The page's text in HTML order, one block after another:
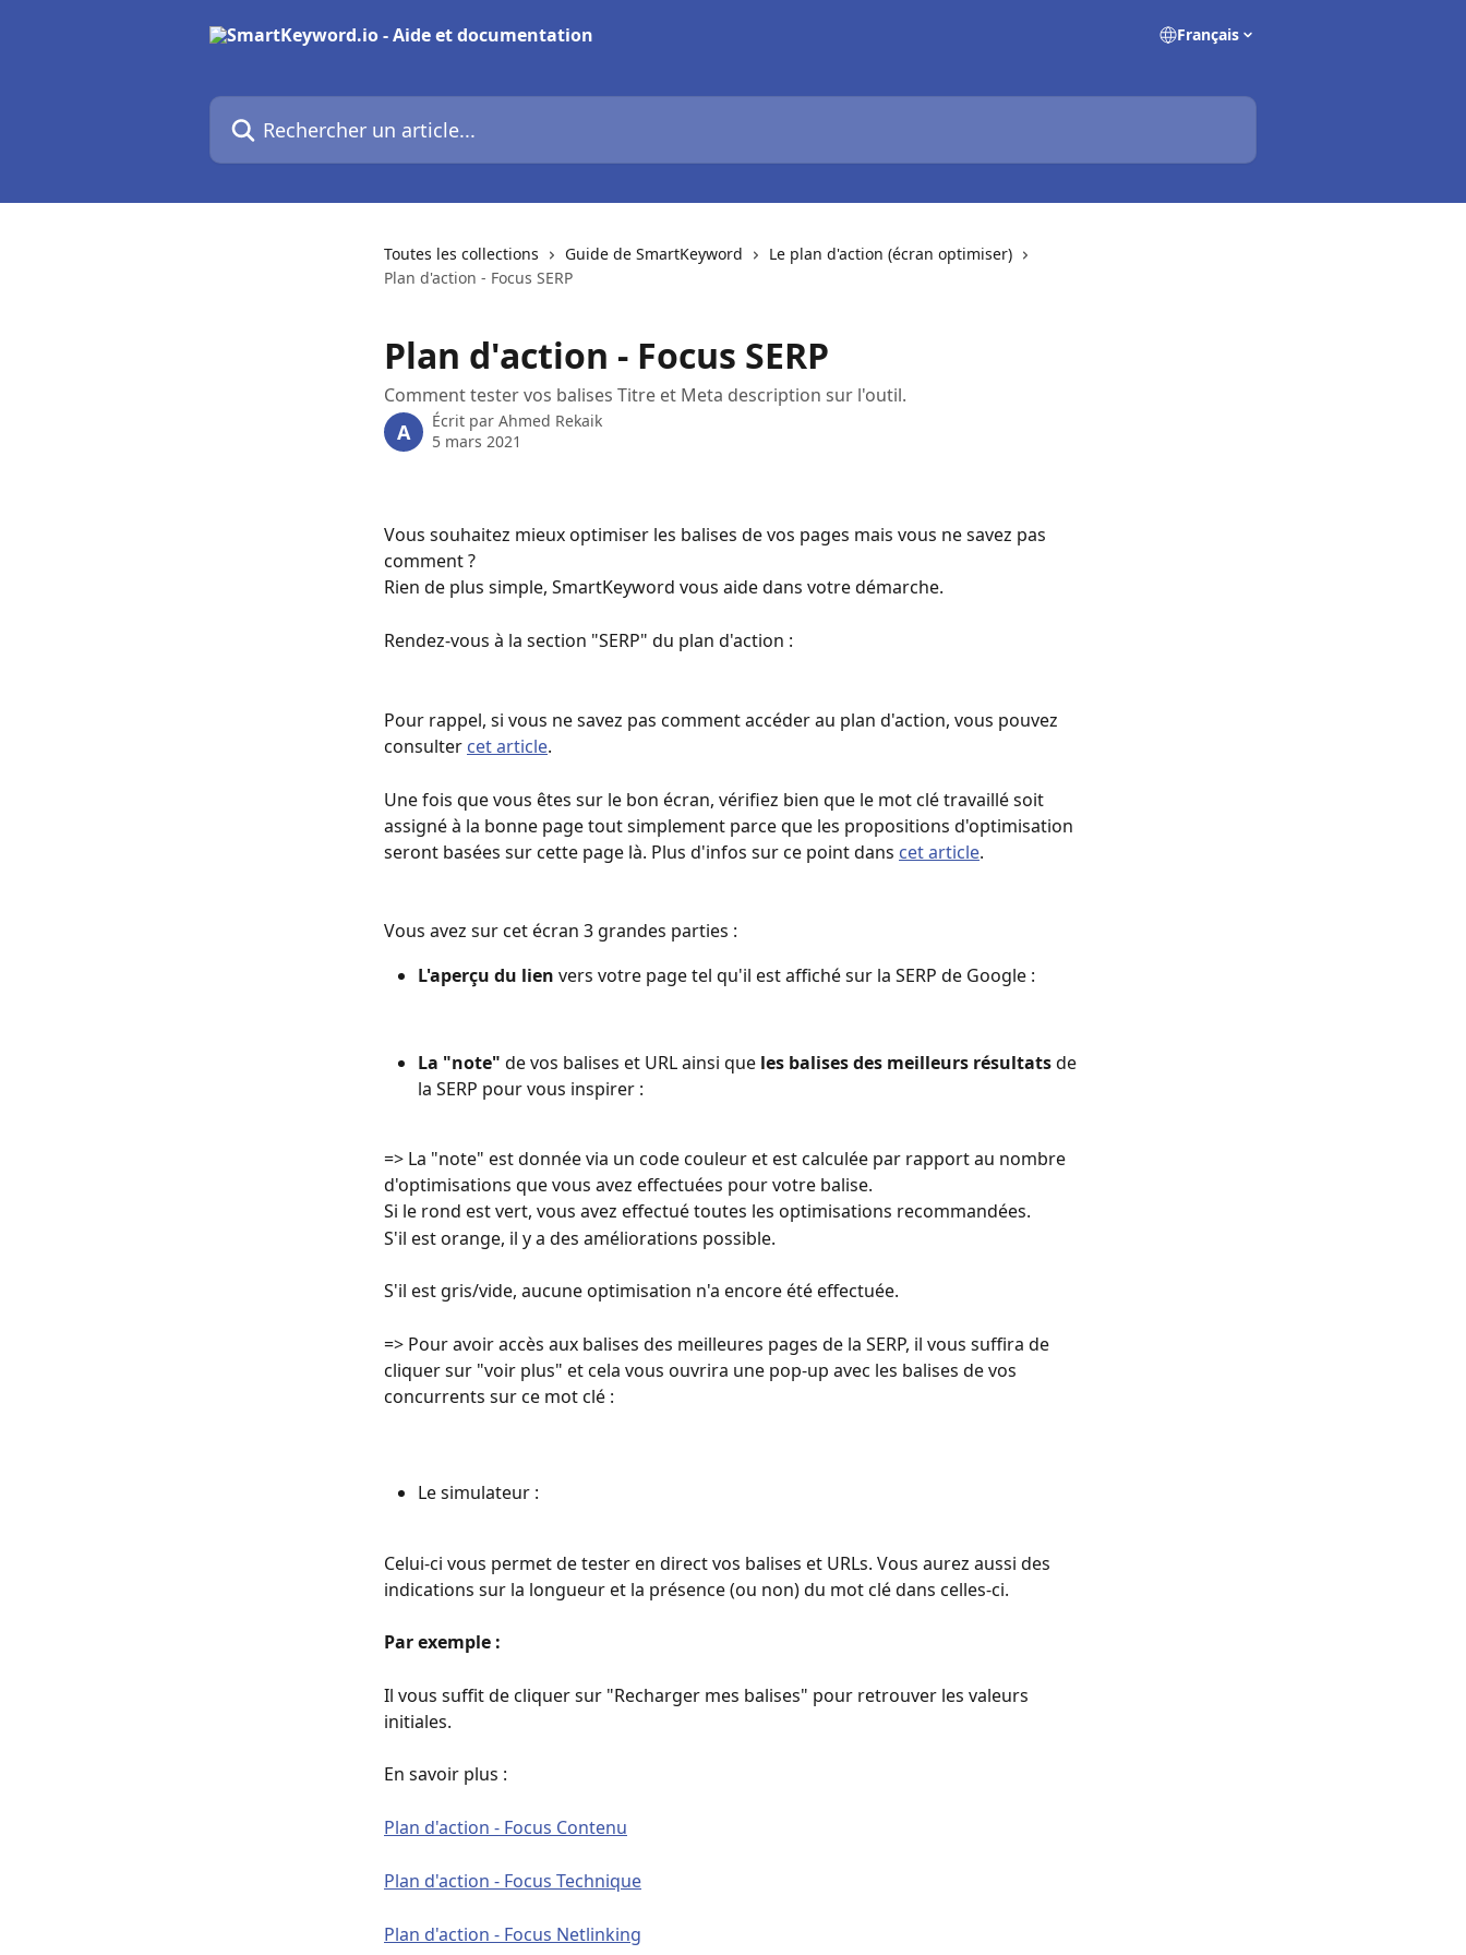
Français
Rechercher un article...
Toutes les collections Guide de SmartKeyword
Le plan d'action (écran optimiser)
Plan d'action - Focus SERP
Plan d'action - Focus SERP
Comment tester vos balises Titre et Meta description sur l'outil.
A Écrit par Ahmed Rekaik
5 mars 2021
Vous souhaitez mieux optimiser les balises de vos pages mais vous ne savez pas
comment ?
Rien de plus simple, SmartKeyword vous aide dans votre démarche.
Rendez-vous à la section "SERP" du plan d'action :
Pour rappel, si vous ne savez pas comment accéder au plan d'action, vous pouvez
consulter cet article.
Une fois que vous êtes sur le bon écran, vérifiez bien que le mot clé travaillé soit
assigné à la bonne page tout simplement parce que les propositions d'optimisation
seront basées sur cette page là. Plus d'infos sur ce point dans cet article.
Vous avez sur cet écran 3 grandes parties :
L'aperçu du lien vers votre page tel qu'il est affiché sur la SERP de Google :
La "note" de vos balises et URL ainsi que les balises des meilleurs résultats de
la SERP pour vous inspirer :
=> La "note" est donnée via un code couleur et est calculée par rapport au nombre
d'optimisations que vous avez effectuées pour votre balise.
Si le rond est vert, vous avez effectué toutes les optimisations recommandées.
S'il est orange, il y a des améliorations possible.
S'il est gris/vide, aucune optimisation n'a encore été effectuée.
=> Pour avoir accès aux balises des meilleures pages de la SERP, il vous suffira de
cliquer sur "voir plus" et cela vous ouvrira une pop-up avec les balises de vos
concurrents sur ce mot clé :
Le simulateur :
Celui-ci vous permet de tester en direct vos balises et URLs. Vous aurez aussi des
indications sur la longueur et la présence (ou non) du mot clé dans celles-ci.
Par exemple :
Il vous suffit de cliquer sur "Recharger mes balises" pour retrouver les valeurs
initiales.
En savoir plus :
Plan d'action - Focus Contenu
Plan d'action - Focus Technique
Plan d'action - Focus Netlinking